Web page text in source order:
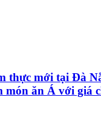
thực mới tại Đà
món ăn Á với giá